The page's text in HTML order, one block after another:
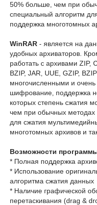
50% больше, чем при
специальный алгоритм
поддержка многотомных
WinRAR - является на
удобных архиваторов.
работать с архивами ZIP,
BZIP, JAR, UUE, GZIP,
многочисленными и
шифрование, поддержка
которых степень сжатия
чем при обычных методах
для сжатия
многотомных архивов и
Возможности
* Полная поддержка
* Использование
алгоритма сжатия данных
* Наличие графической
перетаскивания (drag &